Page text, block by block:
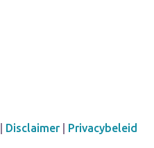
Disclaimer| Privacybeleid